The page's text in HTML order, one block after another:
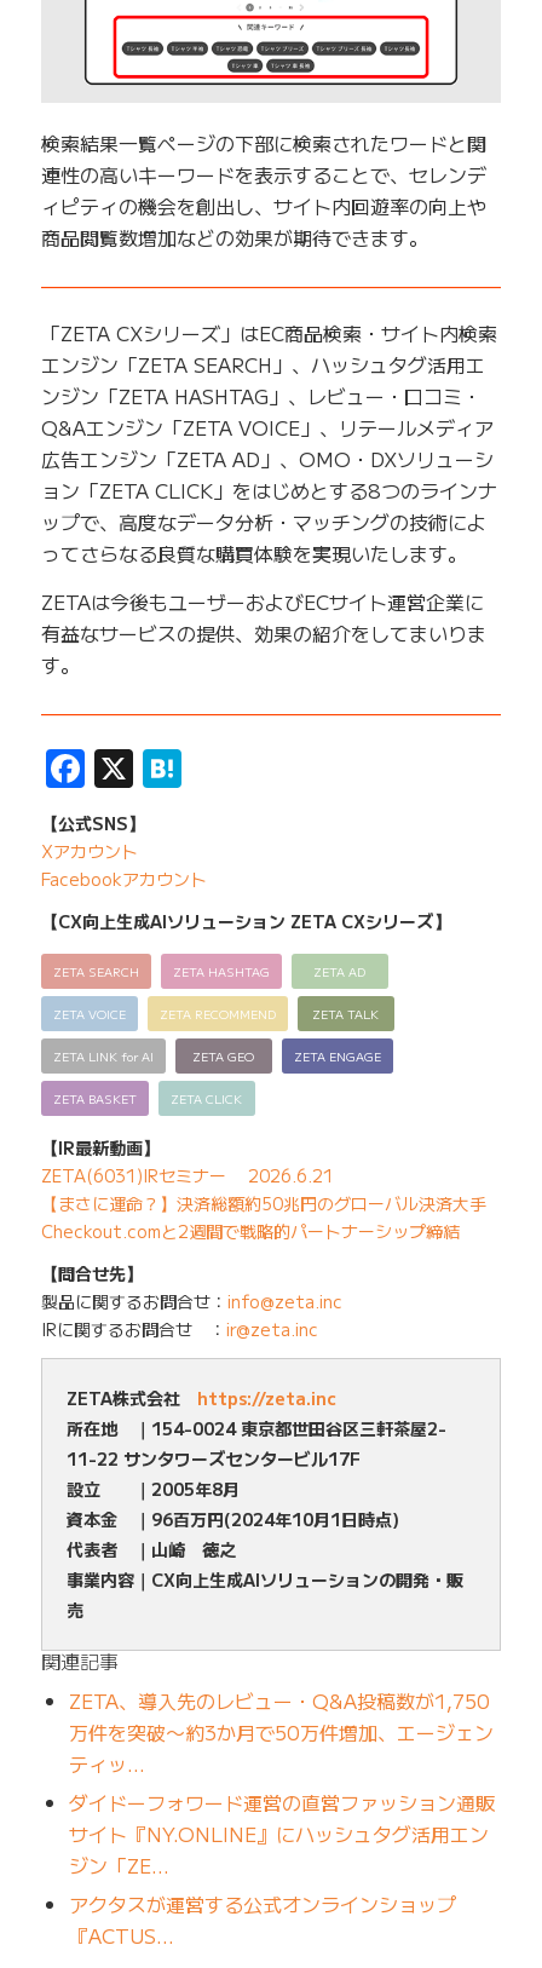
検索結果一覧ページの下部に検索されたワードと関
連性の高いキーワードを表示することで、セレンデ
ィピティの機会を創出し、サイト内回遊率の向上や
商品閲覧数増加などの効果が期待できます。
「ZETA CXシリーズ」はEC商品検索・サイト内検索
エンジン「ZETA SEARCH」、ハッシュタグ活用エ
ンジン「ZETA HASHTAG」、レビュー・口コミ・
Q&Aエンジン「ZETA VOICE」、リテールメディア
広告エンジン「ZETA AD」、OMO・DXソリューシ
ョン「ZETA CLICK」をはじめとする8つのラインナ
ップで、高度なデータ分析・マッチングの技術によ
ってさらなる良質な購買体験を実現いたします。
ZETAは今後もユーザーおよびECサイト運営企業に
有益なサービスの提供、効果の紹介をしてまいりま
す。
Facebook
X Hatena
【公式SNS】
Xアカウント
Facebookアカウント
【CX向上生成AIソリューション ZETA CXシリーズ】
ZETA SEARCH ZETA HASHTAG ZETA AD
ZETA VOICE ZETA RECOMMEND ZETA TALK
ZETA LINK for AI ZETA GEO ZETA ENGAGE
ZETA BASKET ZETA CLICK
【IR最新動画】
ZETA(6031)IRセミナー 2026.6.21
【まさに運命？】決済総額約50兆円のグローバル決済大手
Checkout.comと2週間で戦略的パートナーシップ締結
【問合せ先】
製品に関するお問合せ： info@zeta.inc
IRに関するお問合せ ： ir@zeta.inc
ZETA株式会社 https://zeta.inc
所在地 ｜154-0024 東京都世田谷区三軒茶屋2-
11-22 サンタワーズセンタービル17F
設立 ｜2005年8月
資本金 ｜96百万円(2024年10月1日時点)
代表者 ｜山崎 徳之
事業内容｜CX向上生成AIソリューションの開発・販
売
関連記事
ZETA、導入先のレビュー・Q&A投稿数が1,750
万件を突破〜約3か月で50万件増加、エージェン
ティッ…
ダイドーフォワード運営の直営ファッション通販
サイト『NY.ONLINE』にハッシュタグ活用エン
ジン「ZE…
アクタスが運営する公式オンラインショップ
『ACTUS…